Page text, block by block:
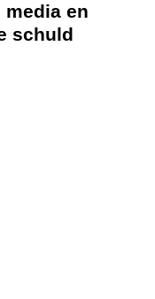
en
schuld